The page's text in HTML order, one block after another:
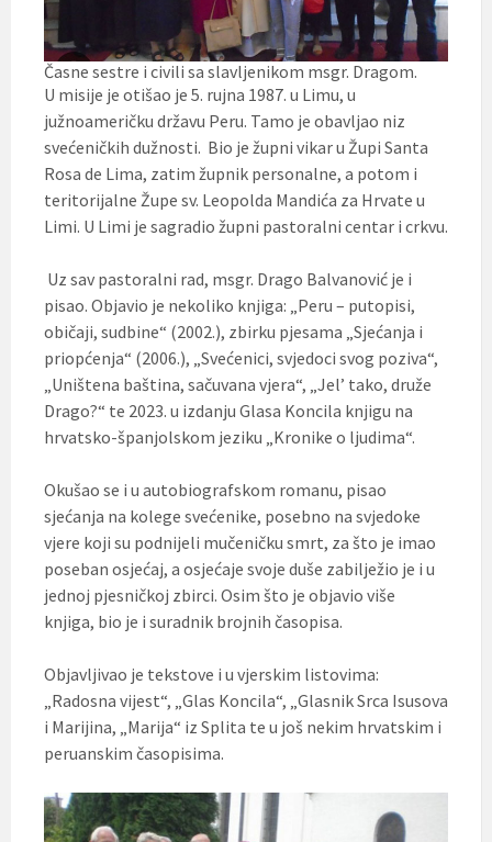
Časne sestre i civili sa slavljenikom msgr. Dragom.
U misije je otišao je 5. rujna 1987. u Limu, u
južnoameričku državu Peru. Tamo je obavljao niz
svećeničkih dužnosti. Bio je župni vikar u Župi Santa
Rosa de Lima, zatim župnik personalne, a potom i
teritorijalne Župe sv. Leopolda Mandića za Hrvate u
Limi. U Limi je sagradio župni pastoralni centar i crkvu.
Uz sav pastoralni rad, msgr. Drago Balvanović je i
pisao. Objavio je nekoliko knjiga: „Peru – putopisi,
običaji, sudbine“ (2002.), zbirku pjesama „Sjećanja i
priopćenja“ (2006.), „Svećenici, svjedoci svog poziva“,
„Uništena baština, sačuvana vjera“, „Jel’ tako, druže
Drago?“ te 2023. u izdanju Glasa Koncila knjigu na
hrvatsko-španjolskom jeziku „Kronike o ljudima“.
Okušao se i u autobiografskom romanu, pisao
sjećanja na kolege svećenike, posebno na svjedoke
vjere koji su podnijeli mučeničku smrt, za što je imao
poseban osjećaj, a osjećaje svoje duše zabilježio je i u
jednoj pjesničkoj zbirci. Osim što je objavio više
knjiga, bio je i suradnik brojnih časopisa.
Objavljivao je tekstove i u vjerskim listovima:
„Radosna vijest“, „Glas Koncila“, „Glasnik Srca Isusova
i Marijina, „Marija“ iz Splita te u još nekim hrvatskim i
peruanskim časopisima.